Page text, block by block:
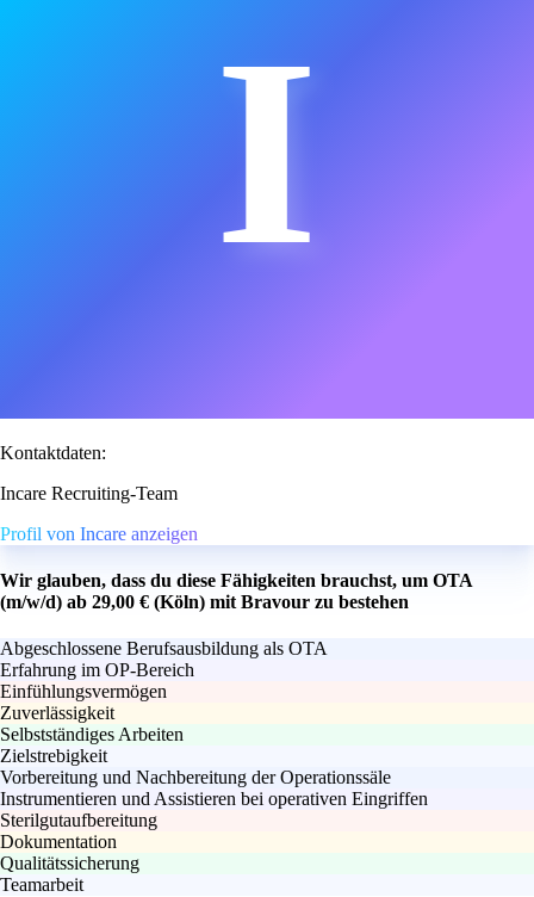
I
Kontaktdaten:
Incare Recruiting-Team
Profil von Incare anzeigen
Wir glauben, dass du diese Fähigkeiten brauchst, um OTA
(m/w/d) ab 29,00 € (Köln) mit Bravour zu bestehen
Abgeschlossene Berufsausbildung als OTA
Erfahrung im OP-Bereich
Einfühlungsvermögen
Zuverlässigkeit
Selbstständiges Arbeiten
Zielstrebigkeit
Vorbereitung und Nachbereitung der Operationssäle
Instrumentieren und Assistieren bei operativen Eingriffen
Sterilgutaufbereitung
Dokumentation
Qualitätssicherung
Teamarbeit